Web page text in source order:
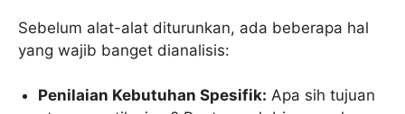
Sebelum alat-alat diturunkan, ada beberapa hal
yang wajib banget dianalisis:
Penilaian Kebutuhan Spesifik: Apa sih tujuan